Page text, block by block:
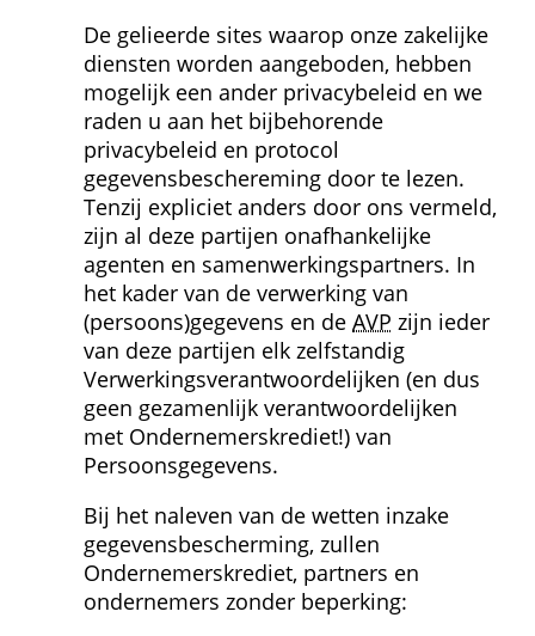
De gelieerde sites waarop onze zakelijke
diensten worden aangeboden, hebben
mogelijk een ander privacybeleid en we
raden u aan het bijbehorende
privacybeleid en protocol
gegevensbeschereming door te lezen.
Tenzij expliciet anders door ons vermeld,
zijn al deze partijen onafhankelijke
agenten en samenwerkingspartners. In
het kader van de verwerking van
(persoons)gegevens en de AVP zijn ieder
van deze partijen elk zelfstandig
Verwerkings­verantwoordelijken (en dus
geen gezamenlijk verantwoordelijken
met Ondernemerskrediet!) van
Persoonsgegevens.
Bij het naleven van de wetten inzake
gegevensbescherming, zullen
Ondernemerskrediet, partners en
ondernemers zonder beperking: